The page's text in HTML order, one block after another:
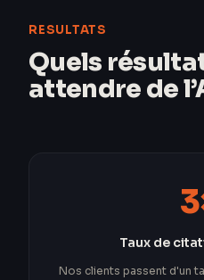
RESULTATS
Quels
attendre de
Taux de
Nos clients passent d'un